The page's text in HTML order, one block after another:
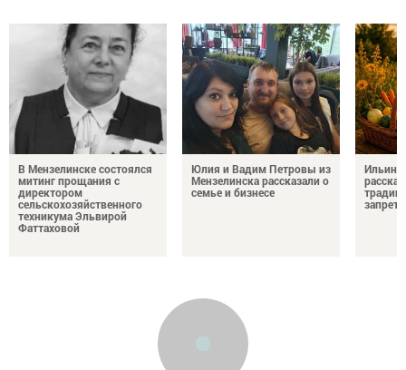
В Мензелинске состоялся
митинг прощания с
директором
сельскохозяйственного
техникума Эльвирой
Фаттаховой
Юлия и Вадим Петровы из
Мензелинска рассказали о
семье и бизнесе
Ильин